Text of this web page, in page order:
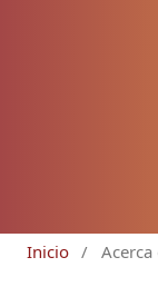
Inicio / Acerca